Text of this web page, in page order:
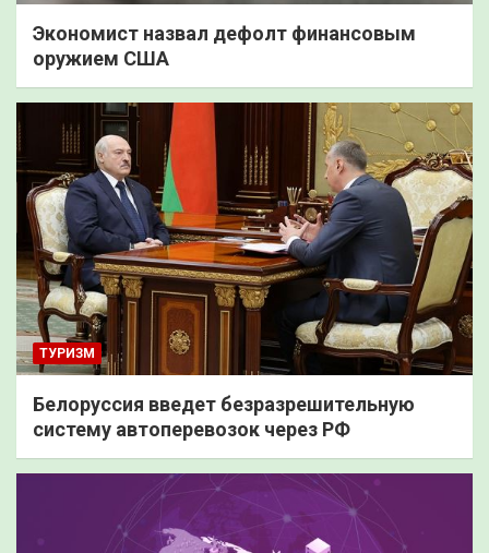
Экономист назвал дефолт финансовым
оружием США
ТУРИЗМ
Белоруссия введет безразрешительную
систему автоперевозок через РФ